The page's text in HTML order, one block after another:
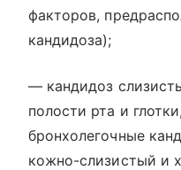
факторов,
кандидоза);
— кандидоз
полости рта и
бронхолегочные
кожно-слизистый и